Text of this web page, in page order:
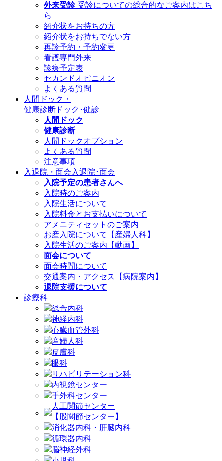
外来受診 受診についての総合的なご案内はこち
ら
紹介状をお持ちの方
紹介状をお持ちでない方
再診予約・予約変更
看護専門外来
診療予定表
セカンドオピニオン
よくある質問
人間ドック・
健康診断 ドック･健診
人間ドック
健康診断
人間ドックオプション
よくある質問
注意事項
入退院・面会 入退院･面会
入院予定の患者さんへ
入院時のご案内
入院生活について
入院料金とお支払いについて
アメニティセットのご案内
お産入院について【産婦人科】
入院生活のご案内【動画】
面会について
面会時間について
交通案内・アクセス【病院案内】
退院支援について
診療科
総合内科
神経内科
心臓血管外科
産婦人科
皮膚科
眼科
リハビリテーション科
内視鏡センター
手外科センター
人工関節センター
【股関節センター】
消化器内科・肝臓内科
循環器内科
脳神経外科